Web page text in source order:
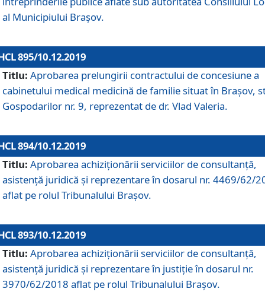
al Municipiului Brașov.
895/10.12.2019
Titlu: Aprobarea prelungirii contractului de concesiune a
cabinetului medical medicină de familie situat în Braşov,
Gospodarilor nr. 9, reprezentat de dr. Vlad Valeria.
894/10.12.2019
Titlu: Aprobarea achiziţionării serviciilor de consultanţă,
asistenţă juridică şi reprezentare în dosarul nr. 4469/62/
aflat pe rolul Tribunalului Braşov.
893/10.12.2019
Titlu: Aprobarea achiziţionării serviciilor de consultanţă,
asistenţă juridică şi reprezentare în justiţie în dosarul nr.
3970/62/2018 aflat pe rolul Tribunalului Braşov.